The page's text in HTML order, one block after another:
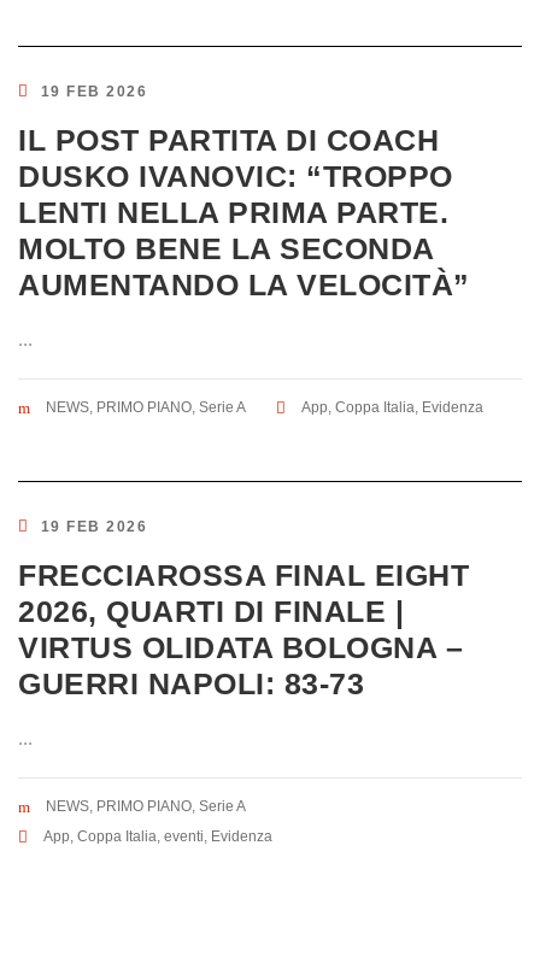
19 FEB 2026
IL POST PARTITA DI COACH
DUSKO IVANOVIC: “TROPPO
LENTI NELLA PRIMA PARTE.
MOLTO BENE LA SECONDA
AUMENTANDO LA VELOCITÀ”
...
NEWS, PRIMO PIANO, Serie A App, Coppa Italia, Evidenza
19 FEB 2026
FRECCIAROSSA FINAL EIGHT
2026, QUARTI DI FINALE |
VIRTUS OLIDATA BOLOGNA –
GUERRI NAPOLI: 83-73
...
NEWS, PRIMO PIANO, Serie A
App, Coppa Italia, eventi, Evidenza